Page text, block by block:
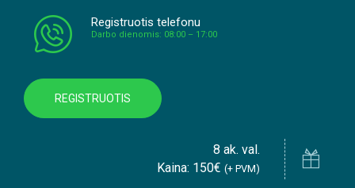
Registruotis telefonu
Darbo dienomis: 08:00 – 17:00
REGISTRUOTIS
8 ak. val.
Kaina: 150€ (+ PVM)